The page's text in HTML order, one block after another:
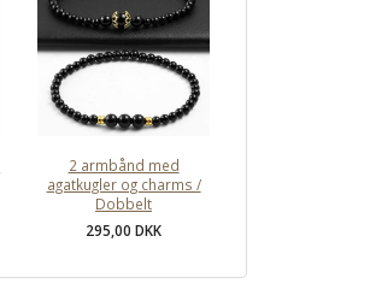
2 armbånd med
agatkugler og charms /
Dobbelt
295,00 DKK